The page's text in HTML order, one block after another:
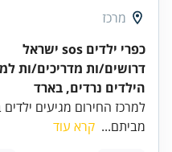
מרכז
כפרי ילדים sos ישראל
דרושים/ות מדריכים/ות
הילדים נרדים, בארד
מביתם... קרא עוד